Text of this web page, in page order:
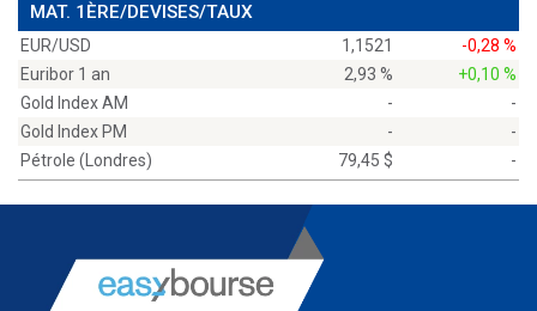
MAT. 1ÈRE/DEVISES/TAUX
EUR/USD 1,1521
-0,28 %
Euribor 1 an
2,93 %
+0,10 %
Gold Index AM
-
-
Gold Index PM
-
-
Pétrole (Londres)
79,45 $ -